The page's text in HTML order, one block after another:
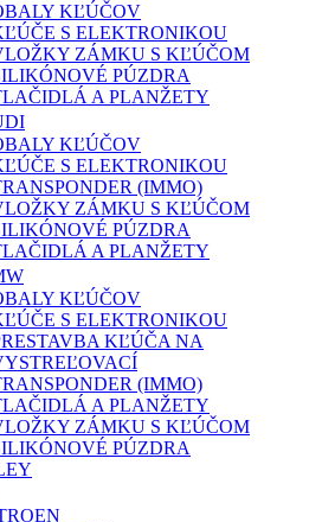
KĽÚČOV
S ELEKTRONIKOU
ZÁMKU S KĽÚČOM
PÚZDRA
A PLANŽETY
KĽÚČOV
S ELEKTRONIKOU
(IMMO)
ZÁMKU S KĽÚČOM
PÚZDRA
A PLANŽETY
KĽÚČOV
S ELEKTRONIKOU
KĽÚČA NA
(IMMO)
A PLANŽETY
ZÁMKU S KĽÚČOM
PÚZDRA